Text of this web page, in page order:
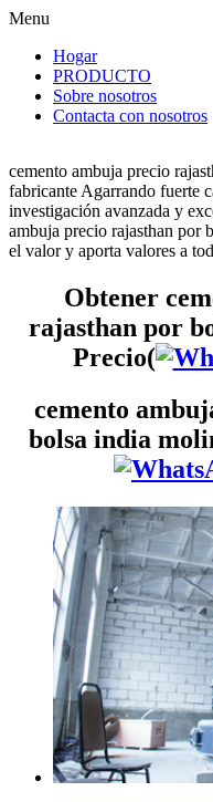
Menu
Hogar
PRODUCTO
Sobre nosotros
Contacta con nosotros
cemento ambuja precio
fabricante Agarrando fuerte
investigación avanzada y
ambuja precio rajasthan por
el valor y aporta valores a
Obtener
rajasthan por
Precio(
cemento
bolsa india